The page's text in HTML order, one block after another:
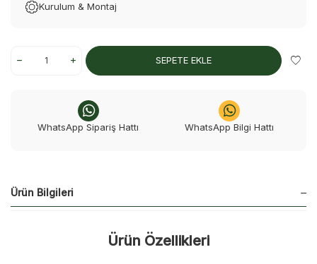
Kurulum & Montaj
SEPETE EKLE
WhatsApp Sipariş Hattı WhatsApp Bilgi Hattı
Ürün Bilgileri
Ürün Özellikleri